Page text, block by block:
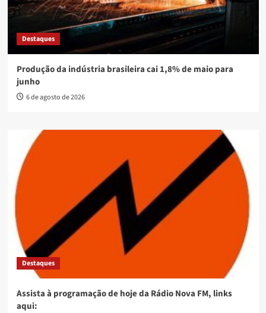
Destaques
Produção da indústria brasileira cai 1,8% de maio para
junho
6 de agosto de 2026
Destaques
Assista à programação de hoje da Rádio Nova FM, links
aqui: